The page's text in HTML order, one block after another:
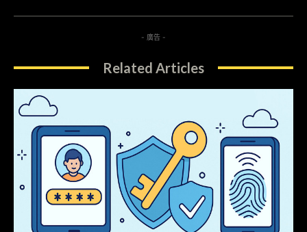
- 廣告 -
Related Articles